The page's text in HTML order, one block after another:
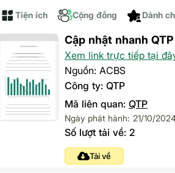
Tiện ích Cộng đồng Dành
Cập nhật nhanh QTP
Xem link trực tiếp tại
Nguồn: ACBS
Công ty: QTP
Mã liên quan: QTP
Ngày phát hành: 21/10/
Số lượt tải về: 2
Tải về